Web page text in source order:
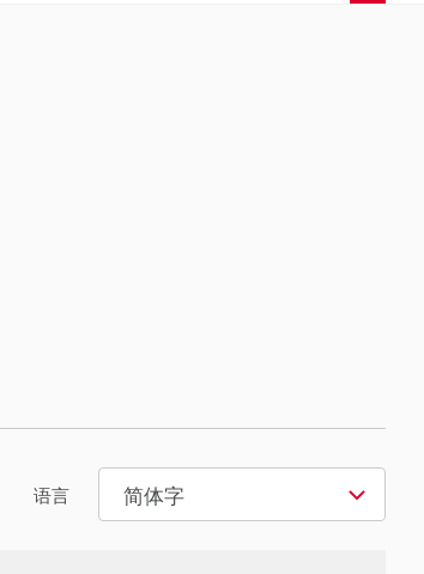
语言 简体字